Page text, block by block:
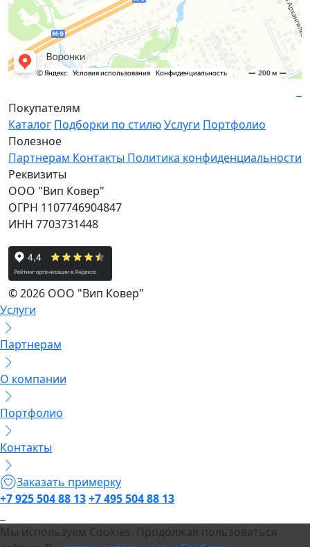
Покупателям
Каталог Подборки по стилюУслуги Портфолио
Полезное
Партнерам Контакты Политика конфиденциальности
Реквизиты
ООО "Вип Ковер"
ОГРН 1107746904847
ИНН 7703731448
© 2026 ООО "Вип Ковер"
Услуги
Партнерам
О компании
Портфолио
Контакты
Заказать примерку
+7 925 504 88 13+7 495 504 88 13
Мы используем Cookies. Продолжая пользоваться